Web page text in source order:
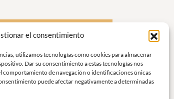
el consentimiento
utilizamos tecnologías como cookies para almacenar
Dar su consentimiento a estas tecnologías nos
comportamiento de navegación o identificaciones únicas
puede afectar negativamente a determinadas
S'inscrire à la newsletter